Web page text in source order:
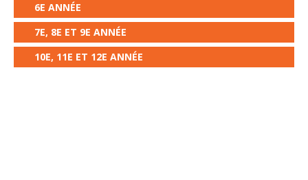
6E ANNÉE
7E, 8E ET 9E ANNÉE
10E, 11E ET 12E ANNÉE